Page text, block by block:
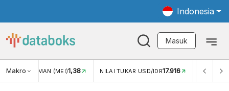
Indonesia
Masuk
MakroWISMAN (MEI)1,38 NILAI TUKAR USD/IDR17.916 INFLASI